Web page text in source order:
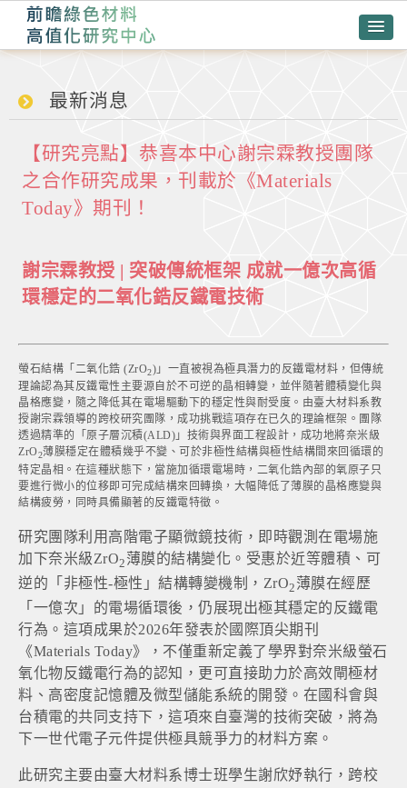
最新消息
【研究亮點】恭喜本中心謝宗霖教授團隊
之合作研究成果，刊載於《Materials
Today》期刊！
謝宗霖教授 | 突破傳統框架 成就一億次高循
環穩定的二氧化鋯反鐵電技術
螢石結構「二氧化鋯 (ZrO2)」一直被視為極具潛力的反鐵電材料，但傳統
理論認為其反鐵電性主要源自於不可逆的晶相轉變，並伴隨著體積變化與
晶格應變，隨之降低其在電場驅動下的穩定性與耐受度。由臺大材料系教
授謝宗霖領導的跨校研究團隊，成功挑戰這項存在已久的理論框架。團隊
透過精準的「原子層沉積(ALD)」技術與界面工程設計，成功地將奈米級
ZrO2薄膜穩定在體積幾乎不變、可於非極性結構與極性結構間來回循環的
特定晶相。在這種狀態下，當施加循環電場時，二氧化鋯內部的氧原子只
要進行微小的位移即可完成結構來回轉換，大幅降低了薄膜的晶格應變與
結構疲勞，同時具備顯著的反鐵電特徵。
研究團隊利用高階電子顯微鏡技術，即時觀測在電場施
加下奈米級ZrO2 薄膜的結構變化。受惠於近等體積、可
逆的「非極性-極性」結構轉變機制，ZrO2 薄膜在經歷
「一億次」的電場循環後，仍展現出極其穩定的反鐵電
行為。這項成果於2026年發表於國際頂尖期刊
《Materials Today》，不僅重新定義了學界對奈米級螢石
氧化物反鐵電行為的認知，更可直接助力於高效閘極材
料、高密度記憶體及微型儲能系統的開發。在國科會與
台積電的共同支持下，這項來自臺灣的技術突破，將為
下一世代電子元件提供極具競爭力的材料方案。
此研究主要由臺大材料系博士班學生謝欣妤執行，跨校